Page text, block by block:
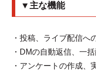
▼主な機能
・投稿、ライブ配信へ
・DMの自動返信、一
・アンケートの作成、